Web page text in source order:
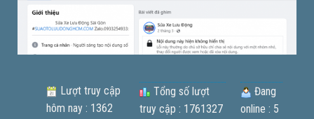
Lượt truy cập
hôm nay : 1362
Tổng số lượt
truy cập : 1761327
Đang
online : 5